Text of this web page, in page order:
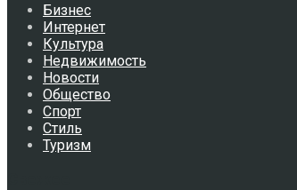
Бизнес
Интернет
Культура
Недвижимость
Новости
Общество
Спорт
Стиль
Туризм